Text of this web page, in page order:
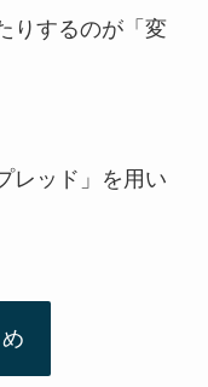
りするのが「変
レッド」を用い